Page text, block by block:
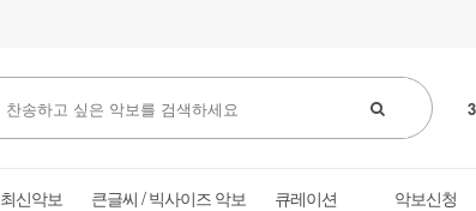
4
최신악보 큰글씨 / 빅사이즈 악보 큐레이션 악보신청